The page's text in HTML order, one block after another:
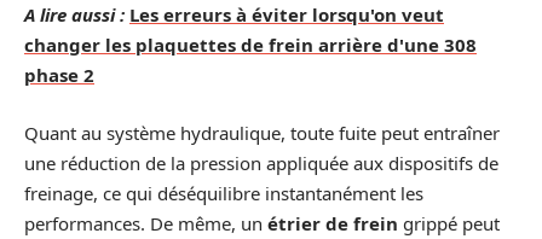
A lire aussi : Les erreurs à éviter lorsqu'on veut
changer les plaquettes de frein arrière d'une 308
phase 2
Quant au système hydraulique, toute fuite peut entraîner
une réduction de la pression appliquée aux dispositifs de
freinage, ce qui déséquilibre instantanément les
performances. De même, un étrier de frein grippé peut